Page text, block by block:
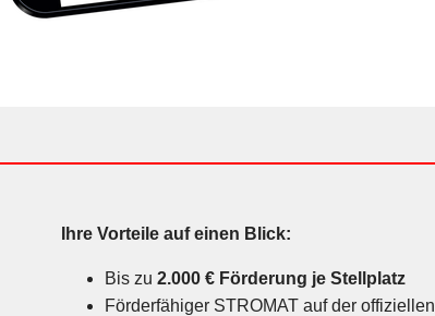
Ihre Vorteile auf einen Blick:
Bis zu2.000 € Förderung je Stellplatz
Förderfähiger STROMAT auf der offiziellen